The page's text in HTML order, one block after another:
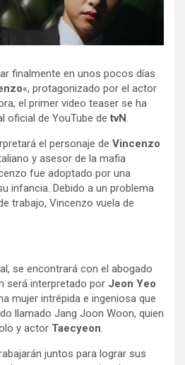
finalmente en unos pocos días
«, protagonizado por el actor
el primer video teaser se ha
oficial de YouTube de tvN.
el personaje de Vincenzo
y asesor de la mafia
fue adoptado por una
infancia. Debido a un problema
trabajo, Vincenzo vuela de
se encontrará con el abogado
será interpretado por Jeon Yeo
mujer intrépida e ingeniosa que
llamado Jang Joon Woon, quien
y actor Taecyeon.
juntos para lograr sus